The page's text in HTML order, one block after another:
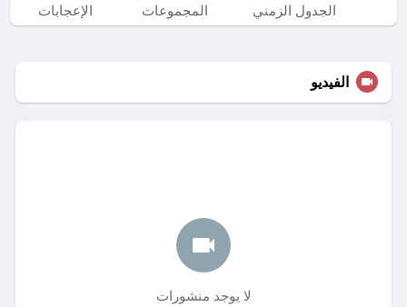
الجدول الزمني المجموعات الإعجابات
الفيديو
لا يوجد منشورات